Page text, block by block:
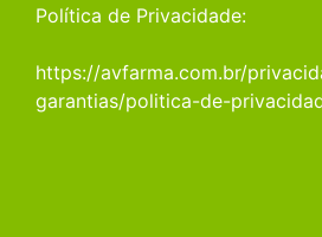
Política de Privacidade:
https://avfarma.com.br/
garantias/politica-de-